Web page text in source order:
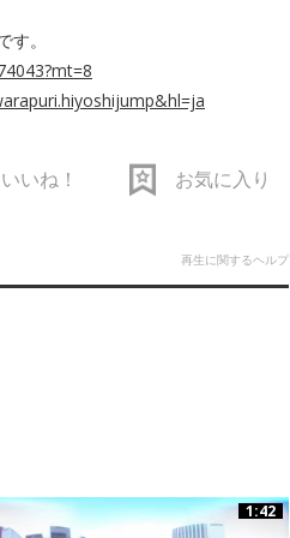
。
いいね！ お気に入り
再生に関するヘルプ
1:42